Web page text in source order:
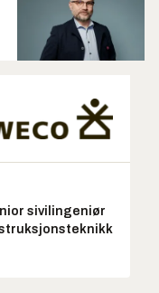
sivilingeniør